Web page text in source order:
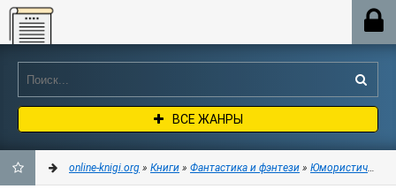
Online-knigi.org
ВСЕ ЖАНРЫ
online-knigi.org » Книги » Фантастика и фэнтези » Юмористическая